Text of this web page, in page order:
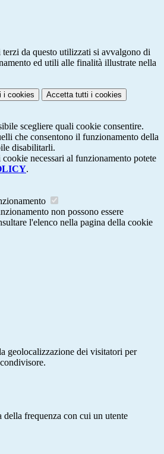
da questo utilizzati si avvalgono di
ed utili alle finalità illustrate nella
i cookies Accetta tutti i cookies
scegliere quali cookie consentire.
che consentono il funzionamento della
disabilitarli.
necessari al funzionamento potete
.
non possono essere
l'elenco nella pagina della cookie
geolocalizzazione dei visitatori per
della frequenza con cui un utente